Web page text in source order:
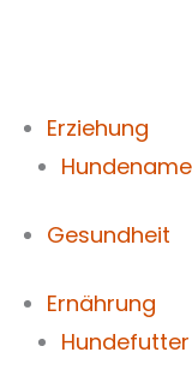
Erziehung
Gesundheit
Ernährung
Hundefutter